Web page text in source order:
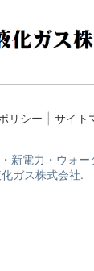
リシー サイト
新電力・ウォー
ガス株式会社.